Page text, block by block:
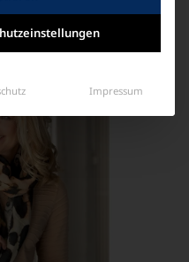
Impressum